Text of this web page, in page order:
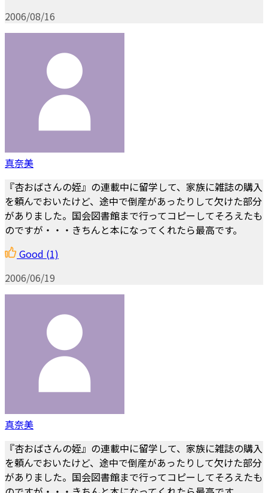
2006/08/16
真奈美
『杏おばさんの姪』の連載中に留学して、家族に雑誌の購入
を頼んでおいたけど、途中で倒産があったりして欠けた部分
がありました。国会図書館まで行ってコピーしてそろえたも
のですが・・・きちんと本になってくれたら最高です。
Good (1)
2006/06/19
真奈美
『杏おばさんの姪』の連載中に留学して、家族に雑誌の購入
を頼んでおいたけど、途中で倒産があったりして欠けた部分
がありました。国会図書館まで行ってコピーしてそろえたも